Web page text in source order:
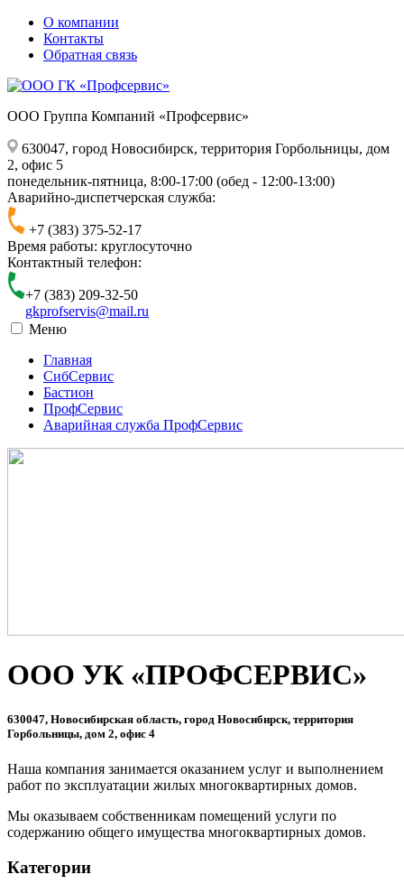
О компании
Контакты
Обратная связь
ООО Группа Компаний «Профсервис»
630047, город Новосибирск, территория Горбольницы, дом
2, офис 5
понедельник-пятница, 8:00-17:00 (обед - 12:00-13:00)
Аварийно-диспетчерская служба:
+7 (383) 375-52-17
Время работы: круглосуточно
Контактный телефон:
+7 (383) 209-32-50
gkprofservis@mail.ru
Меню
Главная
СибСервис
Бастион
ПрофСервис
Аварийная служба ПрофСервис
ООО УК «ПРОФСЕРВИС»
630047, Новосибирская область, город Новосибирск, территория
Горбольницы, дом 2, офис 4
Наша компания занимается оказанием услуг и выполнением
работ по эксплуатации жилых многоквартирных домов.
Мы оказываем собственникам помещений услуги по
содержанию общего имущества многоквартирных домов.
Категории